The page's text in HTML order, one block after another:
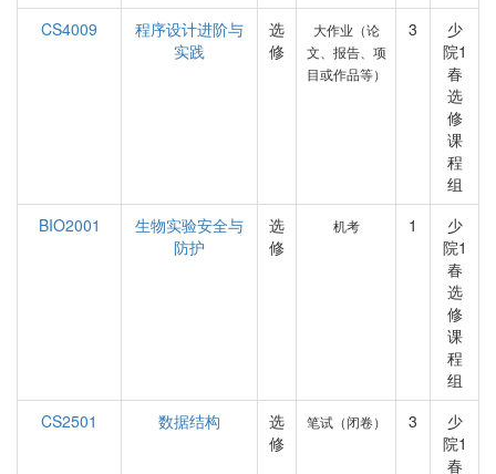
CS4009
程序设计进阶与
实践
选
修
大作业（论
文、报告、项
目或作品等）
3
少
院1
春
选
修
课
程
组
BIO2001
生物实验安全与
防护
选
修
机考 1
少
院1
春
选
修
课
程
组
CS2501
数据结构
选
修
笔试（闭卷） 3
少
院1
春